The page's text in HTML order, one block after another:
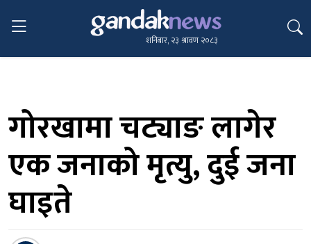
शनिबार, २३ श्रावण २०८३
गोरखामा चट्याङ लागेर
एक जनाको मृत्यु, दुई जना
घाइते